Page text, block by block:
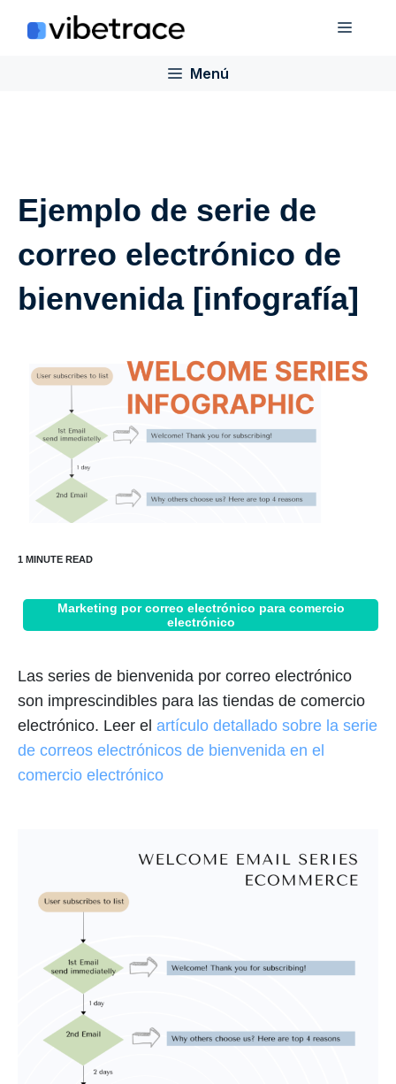
Menú
Menú
Ejemplo de serie de
correo electrónico de
bienvenida [infografía]
Marketing por correo electrónico para comercio
electrónico
Las series de bienvenida por correo electrónico
son imprescindibles para las tiendas de comercio
electrónico. Leer el artículo detallado sobre la serie
de correos electrónicos de bienvenida en el
comercio electrónico